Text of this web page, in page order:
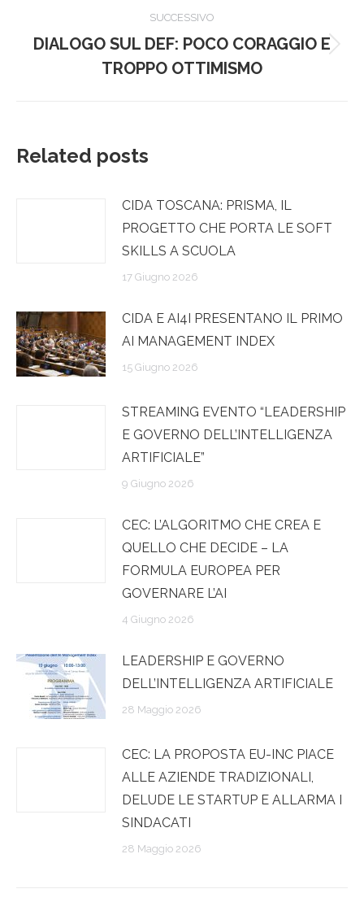
SUCCESSIVO
Prossimo
post:
DIALOGO SUL DEF: POCO CORAGGIO E
TROPPO OTTIMISMO
Related posts
CIDA TOSCANA: PRISMA, IL
PROGETTO CHE PORTA LE SOFT
SKILLS A SCUOLA
17 Giugno 2026
CIDA E AI4I PRESENTANO IL PRIMO
AI MANAGEMENT INDEX
15 Giugno 2026
STREAMING EVENTO “LEADERSHIP
E GOVERNO DELL’INTELLIGENZA
ARTIFICIALE”
9 Giugno 2026
CEC: L’ALGORITMO CHE CREA E
QUELLO CHE DECIDE – LA
FORMULA EUROPEA PER
GOVERNARE L’AI
4 Giugno 2026
LEADERSHIP E GOVERNO
DELL’INTELLIGENZA ARTIFICIALE
28 Maggio 2026
CEC: LA PROPOSTA EU-INC PIACE
ALLE AZIENDE TRADIZIONALI,
DELUDE LE STARTUP E ALLARMA I
SINDACATI
28 Maggio 2026